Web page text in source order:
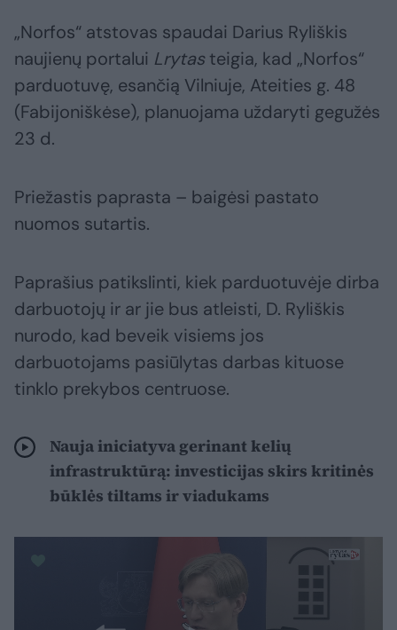
„Norfos“ atstovas spaudai Darius Ryliškis
naujienų portalui Lrytasteigia, kad „Norfos“
parduotuvę, esančią Vilniuje, Ateities g. 48
(Fabijoniškėse), planuojama uždaryti gegužės
23 d.
Priežastis paprasta – baigėsi pastato
nuomos sutartis.
Paprašius patikslinti, kiek parduotuvėje dirba
darbuotojų ir ar jie bus atleisti, D. Ryliškis
nurodo, kad beveik visiems jos
darbuotojams pasiūlytas darbas kituose
tinklo prekybos centruose.
Nauja iniciatyva gerinant kelių
infrastruktūrą: investicijas skirs kritinės
būklės tiltams ir viadukams